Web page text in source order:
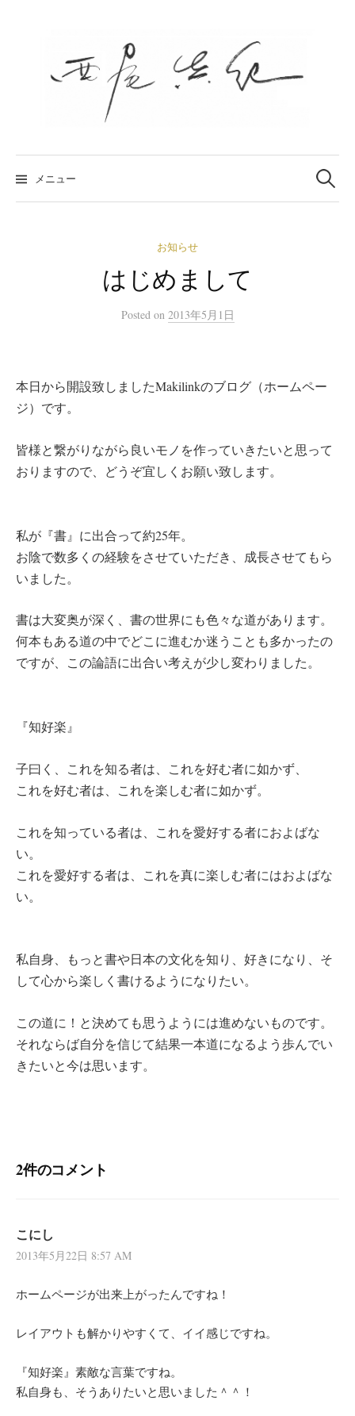
キ
ッ
プ
メニュー
検
索
お知らせ
はじめまして
Posted on 2013年5月1日
本日から開設致しましたMakilinkのブログ（ホームペー
ジ）です。
皆様と繋がりながら良いモノを作っていきたいと思って
おりますので、どうぞ宜しくお願い致します。
私が『書』に出合って約25年。
お陰で数多くの経験をさせていただき、成長させてもら
いました。
書は大変奥が深く、書の世界にも色々な道があります。
何本もある道の中でどこに進むか迷うことも多かったの
ですが、この論語に出合い考えが少し変わりました。
『知好楽』
子曰く、これを知る者は、これを好む者に如かず、
これを好む者は、これを楽しむ者に如かず。
これを知っている者は、これを愛好する者におよばな
い。
これを愛好する者は、これを真に楽しむ者にはおよばな
い。
私自身、もっと書や日本の文化を知り、好きになり、そ
して心から楽しく書けるようになりたい。
この道に！と決めても思うようには進めないものです。
それならば自分を信じて結果一本道になるよう歩んでい
きたいと今は思います。
2件のコメント
こにし
2013年5月22日 8:57 AM
ホームページが出来上がったんですね！
レイアウトも解かりやすくて、イイ感じですね。
『知好楽』素敵な言葉ですね。
私自身も、そうありたいと思いました＾＾！